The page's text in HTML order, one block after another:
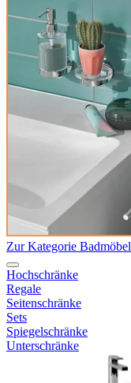
Zur Kategorie Badmöbel
Hochschränke
Regale
Seitenschränke
Sets
Spiegelschränke
Unterschränke